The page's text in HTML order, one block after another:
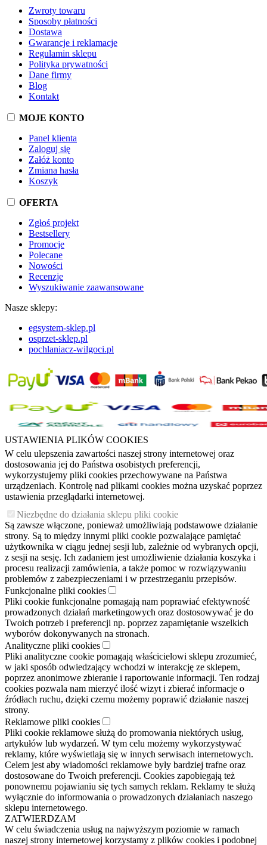
Zwroty towaru
Sposoby płatności
Dostawa
Gwarancje i reklamacje
Regulamin sklepu
Polityka prywatności
Dane firmy
Blog
Kontakt
MOJE KONTO
Panel klienta
Zaloguj się
Załóż konto
Zmiana hasła
Koszyk
OFERTA
Zgłoś projekt
Bestsellery
Promocje
Polecane
Nowości
Recenzje
Wyszukiwanie zaawansowane
Nasze sklepy:
egsystem-sklep.pl
osprzet-sklep.pl
pochlaniacz-wilgoci.pl
USTAWIENIA PLIKÓW COOKIES
W celu ulepszenia zawartości naszej strony internetowej oraz
dostosowania jej do Państwa osobistych preferencji,
wykorzystujemy pliki cookies przechowywane na Państwa
urządzeniach. Kontrolę nad plikami cookies można uzyskać poprzez
ustawienia przeglądarki internetowej.
Niezbędne do działania sklepu pliki cookie
Są zawsze włączone, ponieważ umożliwiają podstawowe działanie
strony. Są to między innymi pliki cookie pozwalające pamiętać
użytkownika w ciągu jednej sesji lub, zależnie od wybranych opcji,
z sesji na sesję. Ich zadaniem jest umożliwienie działania koszyka i
procesu realizacji zamówienia, a także pomoc w rozwiązywaniu
problemów z zabezpieczeniami i w przestrzeganiu przepisów.
Funkcjonalne pliki cookies
Pliki cookie funkcjonalne pomagają nam poprawiać efektywność
prowadzonych działań marketingowych oraz dostosowywać je do
Twoich potrzeb i preferencji np. poprzez zapamiętanie wszelkich
wyborów dokonywanych na stronach.
Analityczne pliki cookies
Pliki analityczne cookie pomagają właścicielowi sklepu zrozumieć,
w jaki sposób odwiedzający wchodzi w interakcję ze sklepem,
poprzez anonimowe zbieranie i raportowanie informacji. Ten rodzaj
cookies pozwala nam mierzyć ilość wizyt i zbierać informacje o
źródłach ruchu, dzięki czemu możemy poprawić działanie naszej
strony.
Reklamowe pliki cookies
Pliki cookie reklamowe służą do promowania niektórych usług,
artykułów lub wydarzeń. W tym celu możemy wykorzystywać
reklamy, które wyświetlają się w innych serwisach internetowych.
Celem jest aby wiadomości reklamowe były bardziej trafne oraz
dostosowane do Twoich preferencji. Cookies zapobiegają też
ponownemu pojawianiu się tych samych reklam. Reklamy te służą
wyłącznie do informowania o prowadzonych działaniach naszego
sklepu internetowego.
ZATWIERDZAM
W celu świadczenia usług na najwyższym poziomie w ramach
naszej strony internetowej korzystamy z plików cookies i podobnej